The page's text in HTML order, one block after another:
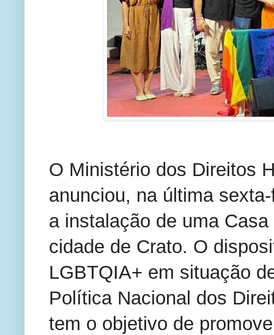
O Ministério dos Direitos
anunciou, na última
a instalação de uma
cidade de Crato. O
LGBTQIA+ em situação
Política Nacional dos
tem o objetivo de